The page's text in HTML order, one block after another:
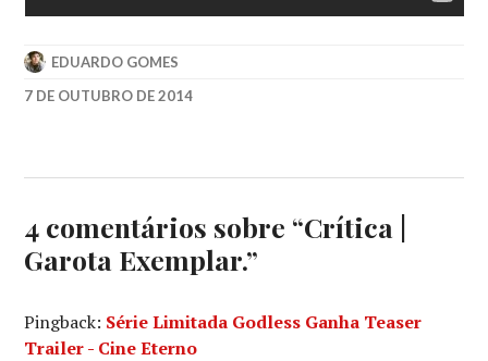
EDUARDO GOMES
7 DE OUTUBRO DE 2014
GILLIAN
FLYNN,
PIKE
4 comentários sobre “Crítica |
Garota Exemplar.”
Pingback: Série Limitada Godless Ganha Teaser
Trailer - Cine Eterno